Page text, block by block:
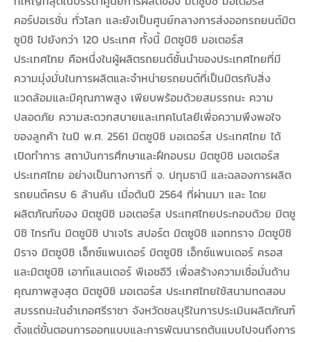
คอร์ปอเรชั่น ทั่วโลก และยังเป็นศูนย์กลางการส่งออกรถยนต์มิต
ซูบิชิ ไปยังกว่า 120 ประเทศ ทั้งนี้ มิตซูบิชิ มอเตอร์ส
ประเทศไทย คือหนึ่งในผู้ผลิตรถยนต์ชั้นนำของประเทศไทยที่มี
ความมุ่งมั่นในการผลิตและจำหน่ายรถยนต์ที่เป็นมิตรกับสิ่ง
แวดล้อมและมีคุณภาพสูง เพียบพร้อมด้วยสมรรถนะ ความ
ปลอดภัย ความสะดวกสบายและเทคโนโลยีเพื่อความพึงพอใจ
ของลูกค้า ในปี พ.ศ. 2561 มิตซูบิชิ มอเตอร์ส ประเทศไทย ได้
เปิดทำการ สถาบันการศึกษาและฝึกอบรม มิตซูบิชิ มอเตอร์ส
ประเทศไทย อย่างเป็นทางการที่ จ. ปทุมธานี และฉลองการผลิต
รถยนต์ครบ 6 ล้านคัน เมื่อต้นปี 2564 ที่ผ่านมา และ โดย
ผลิตภัณฑ์ของ มิตซูบิชิ มอเตอร์ส ประเทศไทยประกอบด้วย มิตซู
บิชิ ไทรทัน มิตซูบิชิ ปาเจโร สปอร์ต มิตซูบิชิ แอททราจ มิตซูบิชิ
มิราจ มิตซูบิชิ เอ็กซ์แพนเดอร์ มิตซูบิชิ เอ็กซ์แพนเดอร์ ครอส
และมิตซูบิชิ เอาท์แลนเดอร์ พีเอชอีวี เพื่อสร้างความเชื่อมั่นด้าน
คุณภาพสูงสุด มิตซูบิชิ มอเตอร์ส ประเทศไทยใช้สนามทดสอบ
สมรรถนะในอำเภอศรีราชา จังหวัดชลบุรีในการประเมินผลิตภัณฑ์
ตั้งแต่ขั้นตอนการออกแบบและการพัฒนารถต้นแบบไปจนถึงการ